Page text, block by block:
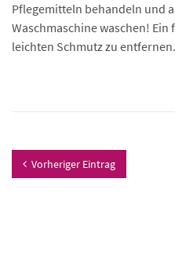
Pflegemitteln behandeln und
Waschmaschine waschen! Ein
leichten Schmutz zu entfernen.
Vorheriger Eintrag